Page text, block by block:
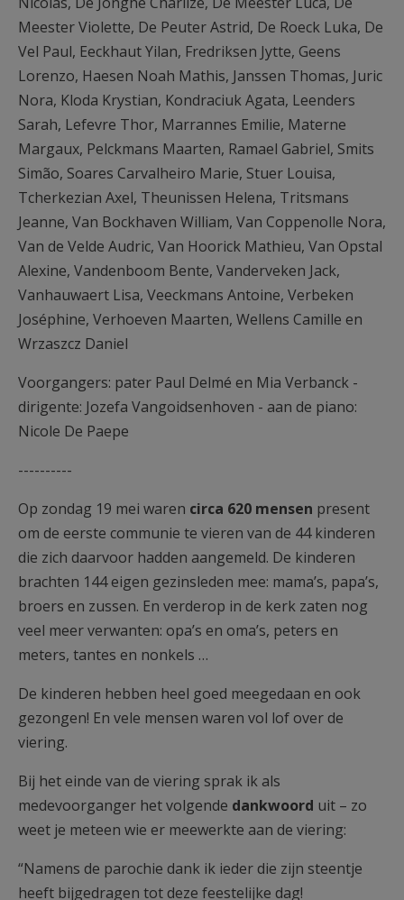
Meester Violette, De Peuter Astrid, De Roeck Luka, De
Vel Paul, Eeckhaut Yilan, Fredriksen Jytte, Geens
Lorenzo, Haesen Noah Mathis, Janssen Thomas, Juric
Nora, Kloda Krystian, Kondraciuk Agata, Leenders
Sarah, Lefevre Thor, Marrannes Emilie, Materne
Margaux, Pelckmans Maarten, Ramael Gabriel, Smits
Simão, Soares Carvalheiro Marie, Stuer Louisa,
Tcherkezian Axel, Theunissen Helena, Tritsmans
Jeanne, Van Bockhaven William, Van Coppenolle Nora,
Van de Velde Audric, Van Hoorick Mathieu, Van Opstal
Alexine, Vandenboom Bente, Vanderveken Jack,
Vanhauwaert Lisa, Veeckmans Antoine, Verbeken
Joséphine, Verhoeven Maarten, Wellens Camille en
Wrzaszcz Daniel
Voorgangers: pater Paul Delmé en Mia Verbanck -
dirigente: Jozefa Vangoidsenhoven - aan de piano:
Nicole De Paepe
----------
Op zondag 19 mei waren circa 620 mensen present
om de eerste communie te vieren van de 44 kinderen
die zich daarvoor hadden aangemeld. De kinderen
brachten 144 eigen gezinsleden mee: mama’s, papa’s,
broers en zussen. En verderop in de kerk zaten nog
veel meer verwanten: opa’s en oma’s, peters en
meters, tantes en nonkels …
De kinderen hebben heel goed meegedaan en ook
gezongen! En vele mensen waren vol lof over de
viering.
Bij het einde van de viering sprak ik als
medevoorganger het volgende dankwoord uit – zo
weet je meteen wie er meewerkte aan de viering:
“Namens de parochie dank ik ieder die zijn steentje
heeft bijgedragen tot deze feestelijke dag!